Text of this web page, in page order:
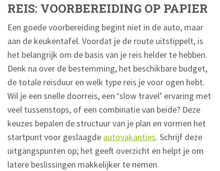
REIS: VOORBEREIDING OP PAPIER
Een goede voorbereiding begint niet in de auto, maar
aan de keukentafel. Voordat je de route uitstippelt, is
het belangrijk om de basis van je reis helder te hebben.
Denk na over de bestemming, het beschikbare budget,
de totale reisduur en welk type reis je voor ogen hebt.
Wil je een snelle doorreis, een ‘slow travel’ ervaring met
veel tussenstops, of een combinatie van beide? Deze
keuzes bepalen de structuur van je plan en vormen het
startpunt voor geslaagde autovakanties. Schrijf deze
uitgangspunten op; het geeft overzicht en helpt je om
latere beslissingen makkelijker te nemen.